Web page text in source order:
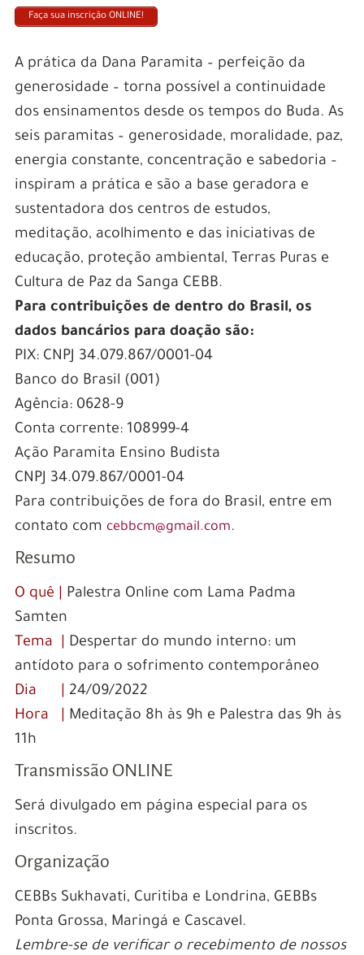
Faça sua inscrição ONLINE!
A prática da Dana Paramita – perfeição da
generosidade – torna possível a continuidade
dos ensinamentos desde os tempos do Buda. As
seis paramitas – generosidade, moralidade, paz,
energia constante, concentração e sabedoria –
inspiram a prática e são a base geradora e
sustentadora dos centros de estudos,
meditação, acolhimento e das iniciativas de
educação, proteção ambiental, Terras Puras e
Cultura de Paz da Sanga CEBB.
Para contribuições de dentro do Brasil, os
dados bancários para doação são:
PIX: CNPJ 34.079.867/0001-04
Banco do Brasil (001)
Agência: 0628-9
Conta corrente: 108999-4
Ação Paramita Ensino Budista
CNPJ 34.079.867/0001-04
Para contribuições de fora do Brasil, entre em
contato com cebbcm@gmail.com.
Resumo
O quê |
Palestra Online com Lama Padma
Samten
Tema |
Despertar do mundo interno: um
antídoto para o sofrimento contemporâneo
Dia |
24/09/2022
Hora |
Meditação 8h às 9h e Palestra das 9h às
11h
Transmissão ONLINE
Será divulgado em página especial para os
inscritos.
Organização
CEBBs Sukhavati, Curitiba e Londrina, GEBBs
Ponta Grossa, Maringá e Cascavel.
Lembre-se de verificar o recebimento de nossos